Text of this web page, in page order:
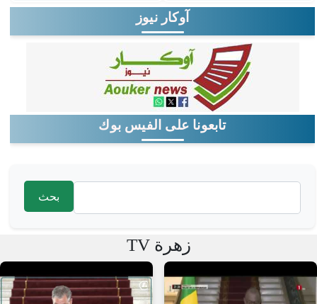
آوكار نيوز
تابعونا على الفيس بوك
‏بحث ‏
زهرة TV